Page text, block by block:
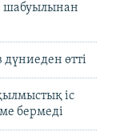
шабуылынан
өтті
іс
бермеді